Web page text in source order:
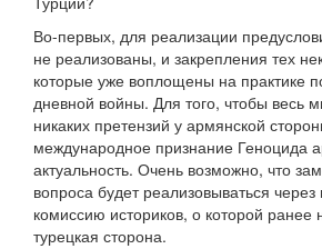
Во-первых, для реализации
не реализованы, и закрепления тех
которые уже воплощены на практике
дневной войны. Для того, чтобы весь
никаких претензий у армянской
международное признание Геноцида
актуальность. Очень возможно, что
вопроса будет реализовываться
комиссию историков, о которой ранее
турецкая сторона.